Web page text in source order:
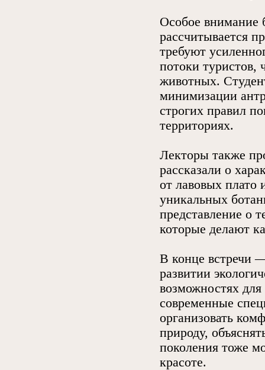
Особое внимание
рассчитывается
требуют
потоки туристов,
животных.
минимизации
строгих правил
территориях.
Лекторы также
рассказали о
от лавовых плато
уникальных
представление о
которые делают
В конце встречи
развитии
возможностях
современные
организовать
природу,
поколения тоже
красоте.